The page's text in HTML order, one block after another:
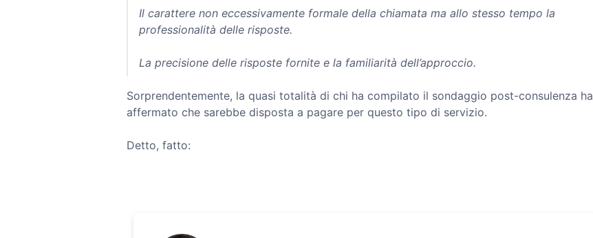
Il carattere non eccessivamente formale della chiamata ma allo stesso tempo la
professionalità delle risposte.
La precisione delle risposte fornite e la familiarità dell’approccio.
Sorprendentemente, la quasi totalità di chi ha compilato il sondaggio post-consulenza ha
affermato che sarebbe disposta a pagare per questo tipo di servizio.
Detto, fatto: